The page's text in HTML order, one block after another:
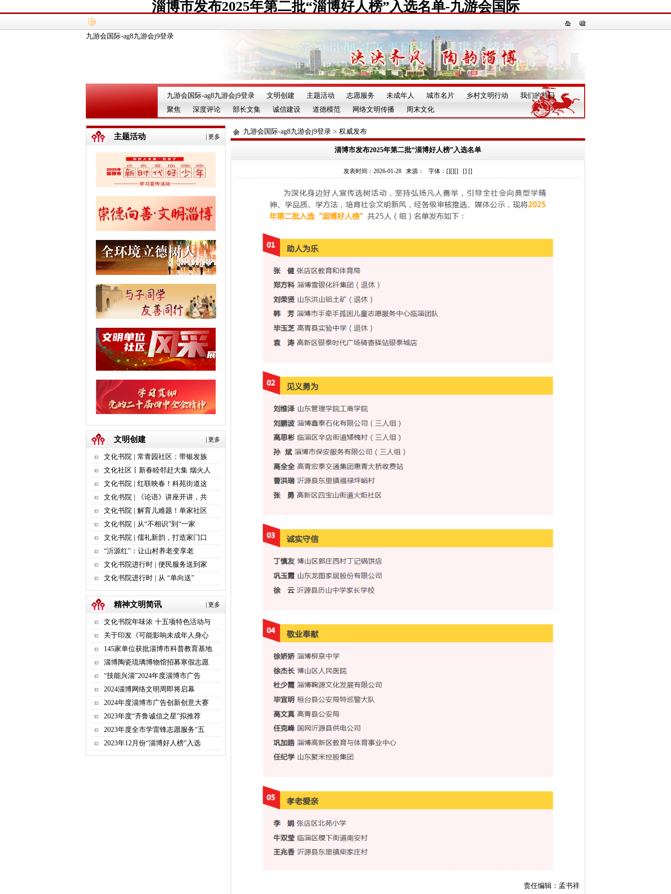
淄博市发布2025年第二批“淄博好人榜”入选名单-九游会国际
九游会国际-ag8九游会j9登录
九游会国际-ag8九游会j9登录 文明创建 主题活动 志愿服务 未成年人 城市名片 乡村文明行动 我们的节日 一
聚焦
深度评论 部长文集 诚信建设 道德模范 网络文明传播 周末文化
更多
主题活动
更多
文明创建
文化书院 | 常青园社区：带银发族
文化社区丨新春睦邻赶大集 烟火人
文化书院 | 红联映春！科苑街道这
文化书院 | 《论语》讲座开讲，共
文化书院 | 解育儿难题！单家社区
文化书院 | 从“不相识”到“一家
文化书院 | 儒礼新韵，打造家门口
“沂源红”：让山村养老变享老
文化书院进行时 | 便民服务送到家
文化书院进行时 | 从 “单向送”
更多
精神文明简讯
文化书院年味浓 十五项特色活动与
关于印发《可能影响未成年人身心
145家单位获批淄博市科普教育基地
淄博陶瓷琉璃博物馆招募寒假志愿
“技能兴淄”2024年度淄博市广告
2024淄博网络文明周即将启幕
2024年度淄博市广告创新创意大赛
2023年度“齐鲁诚信之星”拟推荐
2023年度全市学雷锋志愿服务“五
2023年12月份“淄博好人榜”入选
九游会国际-ag8九游会j9登录 > 权威发布
淄博市发布2025年第二批“淄博好人榜”入选名单
发表时间：2026-01-28 来源： 字体：[][][] [] []
责任编辑：孟书祥